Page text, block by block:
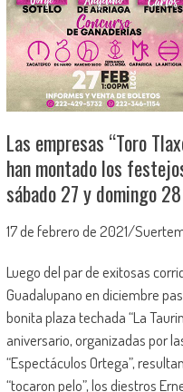
Las empresas “Toro
han montado los
sábado 27 y domingo
17 de febrero de 2021/
Luego del par de exitosas
Guadalupano en diciembre
bonita plaza techada “La
aniversario, organizadas por
“Espectáculos Ortega”,
“tocaron pelo”, los diestros